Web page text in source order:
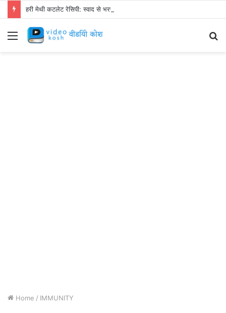
हरी मेथी कटलेट रेसिपी: स्वाद से भरपूर और स्वस्थ नाश्ता बनाएं!
Menu
Home / IMMUNITY